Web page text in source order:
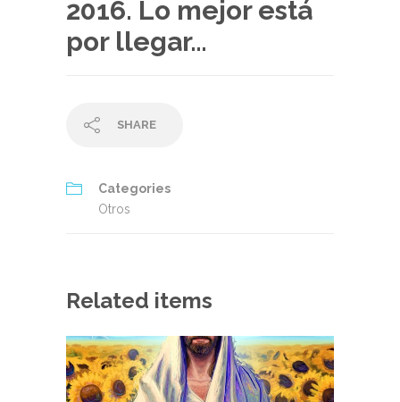
2016. Lo mejor está
por llegar…
SHARE
Categories
Otros
Related items